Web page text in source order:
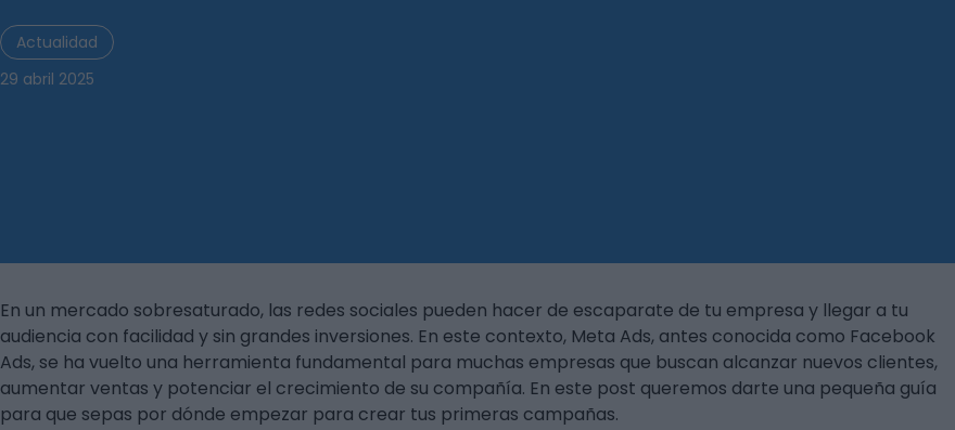
Actualidad
29 abril 2025
En un mercado sobresaturado, las redes sociales pueden hacer de escaparate de tu empresa y llegar a tu
audiencia con facilidad y sin grandes inversiones. En este contexto, Meta Ads, antes conocida como Facebook
Ads, se ha vuelto una herramienta fundamental para muchas empresas que buscan alcanzar nuevos clientes,
aumentar ventas y potenciar el crecimiento de su compañía. En este post queremos darte una pequeña guía
para que sepas por dónde empezar para crear tus primeras campañas.